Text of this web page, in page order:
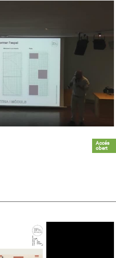
Accés
obert